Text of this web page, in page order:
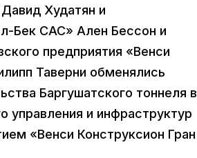
Худатян и
Бек САС» Ален Бессон и
предприятия «Венси
Таверни обменялись
Баргушатского тоннеля в
и инфраструктур
«Венси Конструксион Гран